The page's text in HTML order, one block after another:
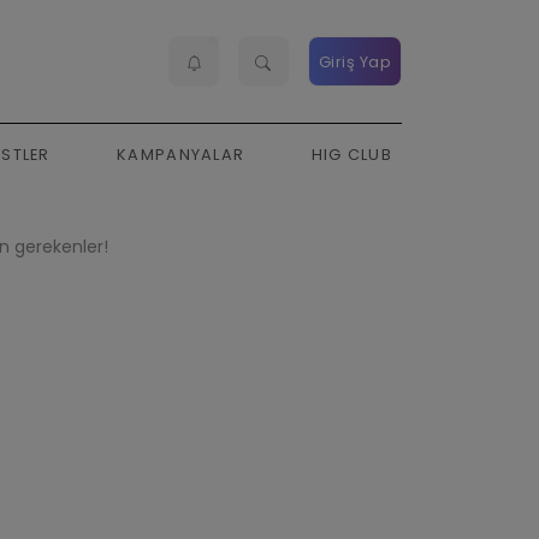
Giriş Yap
KAMPANYALAR HIG CLUB
gerekenler!